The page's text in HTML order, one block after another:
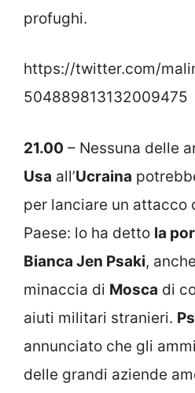
profughi.
https://twitter.com/
504889813132009475
21.00 – Nessuna delle
Usa all’Ucraina
per lanciare un attacco
Paese: lo ha detto la
Bianca Jen Psaki,
minaccia di Mosca di
aiuti militari stranieri.
annunciato che gli
delle grandi aziende